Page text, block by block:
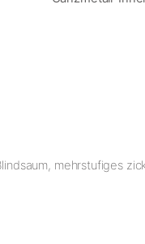
mehrstufiges